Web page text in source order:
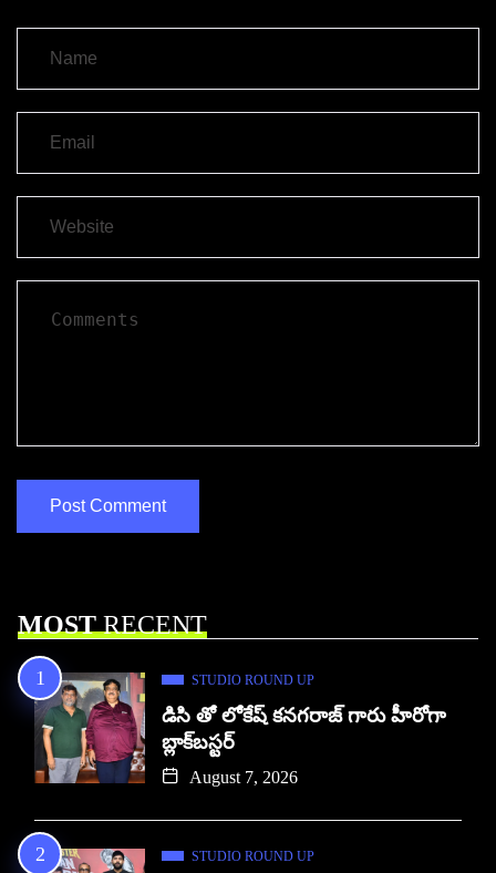
MOSTRECENT
STUDIO ROUND UP
డిసి తో లోకేష్ కనగరాజ్ గారు హీరోగా
బ్లాక్‌బస్టర్
August 7, 2026
STUDIO ROUND UP